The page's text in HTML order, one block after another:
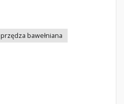
przędza bawełniana